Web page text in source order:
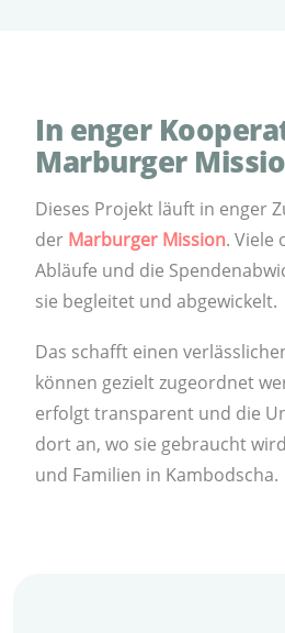
In enger
Marburger
Dieses Projekt läuft in enger
der Marburger Mission. Viele
Abläufe und die
sie begleitet und abgewickelt.
Das schafft einen
können gezielt zugeordnet
erfolgt transparent und die
dort an, wo sie gebraucht
und Familien in Kambodscha.